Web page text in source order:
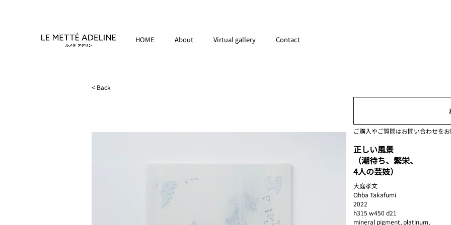
HOME About Virtual gallery Contact
< Back
ご購入やご質問はお問い合わせをお
正しい風景
（潮待ち、繁栄、
4人の芸妓）
大庭孝文
Ohba Takafumi
2022
h315 w450 d21
mineral pigment, platinum,